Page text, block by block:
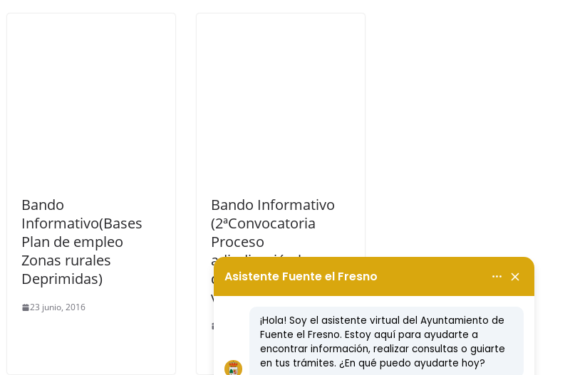
Bando
Informativo(Bases
Plan de empleo
Zonas rurales
Deprimidas)
23 junio, 2016
Bando Informativo
(2ªConvocatoria
Proceso
adjudicación barra
de bar Carpa
vermut)
9 mayo, 2016